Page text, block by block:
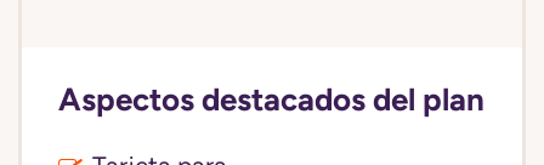
Aspectos destacados del plan